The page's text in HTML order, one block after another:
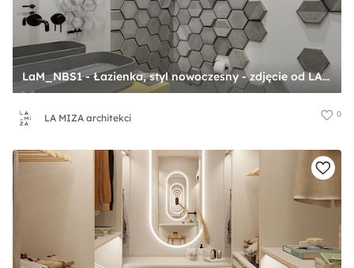
LaM_NBS1 - Łazienka, styl nowoczesny - zdjęcie od LA MIZA architekci
LA MIZA architekci 0